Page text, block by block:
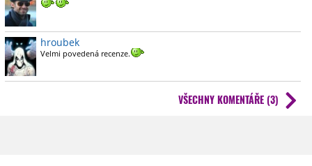
hroubek
Velmi povedená recenze.
VŠECHNY KOMENTÁŘE (3)